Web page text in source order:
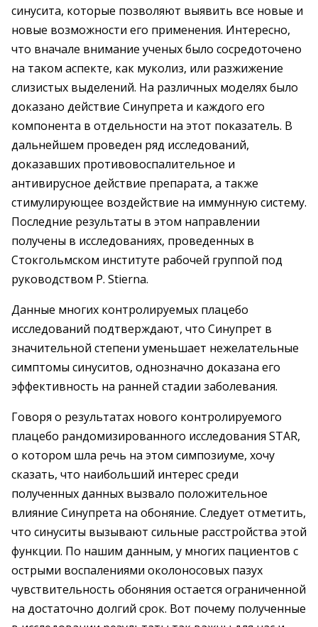
синусита, которые позволяют выявить все новые и
новые возможности его применения. Интересно,
что вначале внимание ученых было сосредоточено
на таком аспекте, как муколиз, или разжижение
слизистых выделений. На различных моделях было
доказано действие Синупрета и каждого его
компонента в отдельности на этот показатель. В
дальнейшем проведен ряд исследований,
доказавших противовоспалительное и
антивирусное действие препарата, а также
стимулирующее воздействие на иммунную систему.
Последние результаты в этом направлении
получены в исследованиях, проведенных в
Стокгольмском институте рабочей группой под
руководством P. Stierna.
Данные многих контролируемых плацебо
исследований подтверждают, что Синупрет в
значительной степени уменьшает нежелательные
симптомы синуситов, однозначно доказана его
эффективность на ранней стадии заболевания.
Говоря о результатах нового контролируемого
плацебо рандомизированного исследования STAR,
о котором шла речь на этом симпозиуме, хочу
сказать, что наибольший интерес среди
полученных данных вызвало положительное
влияние Синупрета на обоняние. Следует отметить,
что синуситы вызывают сильные расстройства этой
функции. По нашим данным, у многих пациентов с
острыми воспалениями околоносовых пазух
чувствительность обоняния остается ограниченной
на достаточно долгий срок. Вот почему полученные